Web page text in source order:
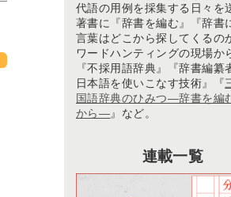
代語の用例を採集する日々を
著書に『辞書を編む』『辞書
言葉はどこから探してくる
ワードハンティングの現場か
『不採用語辞典』『辞書編纂
日本語を使いこなす技術』『
国語辞典のひみつ―辞書を編
から―』など。
連載一覧